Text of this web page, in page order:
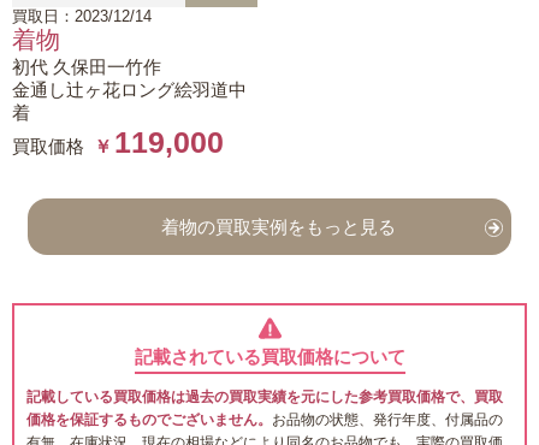
買取日：2023/12/14
着物
初代 久保田一竹作
金通し辻ヶ花ロング絵羽道中
着
買取価格
￥ 119,000
着物の買取実例をもっと見る
記載されている買取価格について
記載している買取価格は過去の買取実績を元にした参考買取価格で、買取
価格を保証するものでございません。 お品物の状態、発行年度、付属品の